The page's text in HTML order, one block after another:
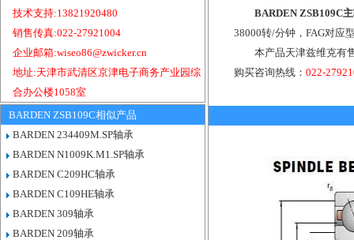
技术支持:13821920480
销售传真:022-27921004
企业邮箱:wiseo86@zwicker.cn
地址:天津市武清区京津电子商务产业园综
合办公楼1058室
BARDEN ZSB109C相似产品
BARDEN 234409M.SP轴承
BARDEN N1009K.M1.SP轴承
BARDEN C209HC轴承
BARDEN C109HE轴承
BARDEN 309轴承
BARDEN 209轴承
BARDEN ZSB109C
38000转/分钟，FAG对应
本产品天津兹维克有
购买咨询热线：022-